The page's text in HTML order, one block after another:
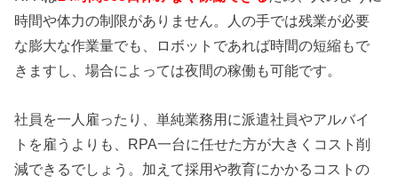
時間や体力の制限がありません。人の手では残業が必要
な膨大な作業量でも、ロボットであれば時間の短縮もで
きますし、場合によっては夜間の稼働も可能です。
社員を一人雇ったり、単純業務用に派遣社員やアルバイ
トを雇うよりも、RPA一台に任せた方が大きくコスト削
減できるでしょう。加えて採用や教育にかかるコストの